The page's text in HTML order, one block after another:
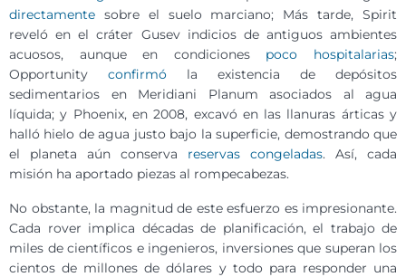
directamente sobre el suelo marciano; Más tarde, Spirit
reveló en el cráter Gusev indicios de antiguos ambientes
acuosos, aunque en condiciones poco hospitalarias;
Opportunity confirmó la existencia de depósitos
sedimentarios en Meridiani Planum asociados al agua
líquida; y Phoenix, en 2008, excavó en las llanuras árticas y
halló hielo de agua justo bajo la superficie, demostrando que
el planeta aún conserva reservas congeladas. Así, cada
misión ha aportado piezas al rompecabezas.
No obstante, la magnitud de este esfuerzo es impresionante.
Cada rover implica décadas de planificación, el trabajo de
miles de científicos e ingenieros, inversiones que superan los
cientos de millones de dólares y todo para responder una